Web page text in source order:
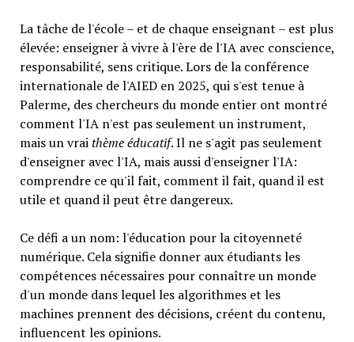
La tâche de l'école – et de chaque enseignant – est plus
élevée: enseigner à vivre à l'ère de l'IA avec conscience,
responsabilité, sens critique. Lors de la conférence
internationale de l'AIED en 2025, qui s'est tenue à
Palerme, des chercheurs du monde entier ont montré
comment l'IA n'est pas seulement un instrument,
mais un vraithème éducatif. Il ne s'agit pas seulement
d'enseigner avec l'IA, mais aussi d'enseigner l'IA:
comprendre ce qu'il fait, comment il fait, quand il est
utile et quand il peut être dangereux.
Ce défi a un nom: l'éducation pour la citoyenneté
numérique. Cela signifie donner aux étudiants les
compétences nécessaires pour connaître un monde
d'un monde dans lequel les algorithmes et les
machines prennent des décisions, créent du contenu,
influencent les opinions.